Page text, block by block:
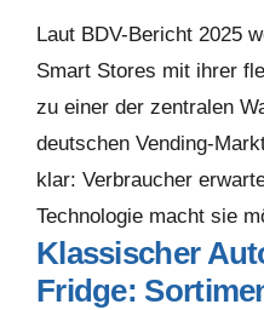
Laut BDV-Bericht 2025
Smart Stores mit ihrer
zu einer der zentralen
deutschen Vending-
klar: Verbraucher
Technologie macht sie
Klassischer
Fridge: